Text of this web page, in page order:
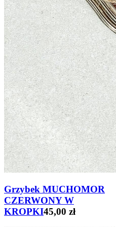
Grzybek MUCHOMOR
CZERWONY W
KROPKI45,00 zł